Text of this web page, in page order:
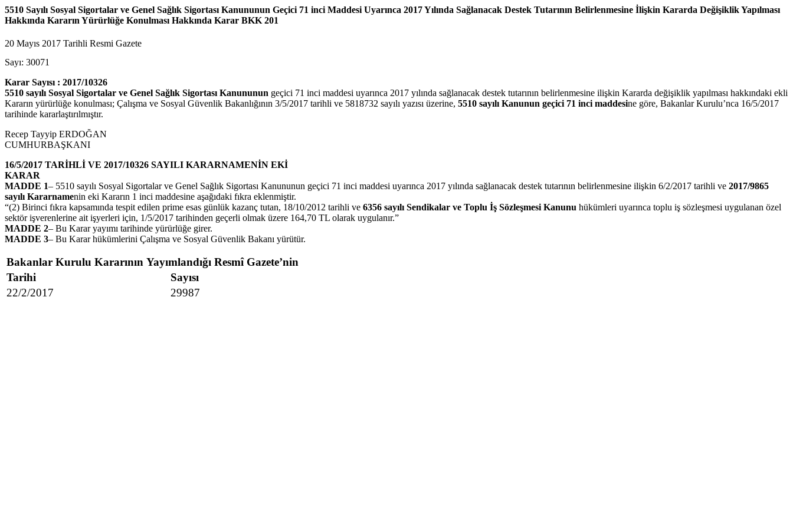
5510 Sayılı Sosyal Sigortalar ve Genel Sağlık Sigortası Kanununun Geçici 71 inci Maddesi Uyarınca 2017 Yılında Sağlanacak Destek Tutarının Belirlenmesine İlişkin Kararda Değişiklik Yapılması
Hakkında Kararın Yürürlüğe Konulması Hakkında Karar BKK 201
20 Mayıs 2017 Tarihli Resmi Gazete
Sayı: 30071
Karar Sayısı : 2017/10326
5510 sayılı Sosyal Sigortalar ve Genel Sağlık Sigortası Kanununun geçici 71 inci maddesi uyarınca 2017 yılında sağlanacak destek tutarının belirlenmesine ilişkin Kararda değişiklik yapılması hakkındaki ekli
Kararın yürürlüğe konulması; Çalışma ve Sosyal Güvenlik Bakanlığının 3/5/2017 tarihli ve 5818732 sayılı yazısı üzerine, 5510 sayılı Kanunun geçici 71 inci maddesine göre, Bakanlar Kurulu’nca 16/5/2017
tarihinde kararlaştırılmıştır.
Recep Tayyip ERDOĞAN
CUMHURBAŞKANI
16/5/2017 TARİHLİ VE 2017/10326 SAYILI KARARNAMENİN EKİ
KARAR
MADDE 1– 5510 sayılı Sosyal Sigortalar ve Genel Sağlık Sigortası Kanununun geçici 71 inci maddesi uyarınca 2017 yılında sağlanacak destek tutarının belirlenmesine ilişkin 6/2/2017 tarihli ve 2017/9865
sayılı Kararnamenin eki Kararın 1 inci maddesine aşağıdaki fıkra eklenmiştir.
“(2) Birinci fıkra kapsamında tespit edilen prime esas günlük kazanç tutan, 18/10/2012 tarihli ve 6356 sayılı Sendikalar ve Toplu İş Sözleşmesi Kanunu hükümleri uyarınca toplu iş sözleşmesi uygulanan özel
sektör işverenlerine ait işyerleri için, 1/5/2017 tarihinden geçerli olmak üzere 164,70 TL olarak uygulanır.”
MADDE 2– Bu Karar yayımı tarihinde yürürlüğe girer.
MADDE 3– Bu Karar hükümlerini Çalışma ve Sosyal Güvenlik Bakanı yürütür.
Bakanlar Kurulu Kararının Yayımlandığı Resmî Gazete’nin
Tarihi
Sayısı
22/2/2017
29987